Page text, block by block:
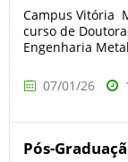
Campus Vitória
curso de
Engenharia
07/01/26
Pós-